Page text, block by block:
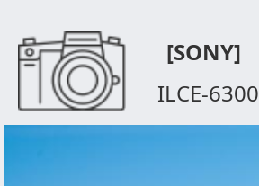
[SONY]
ILCE-6300